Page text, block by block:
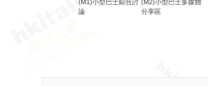
(M1)小型巴士綜合討
論
(M2)小型巴士多媒體
分享區